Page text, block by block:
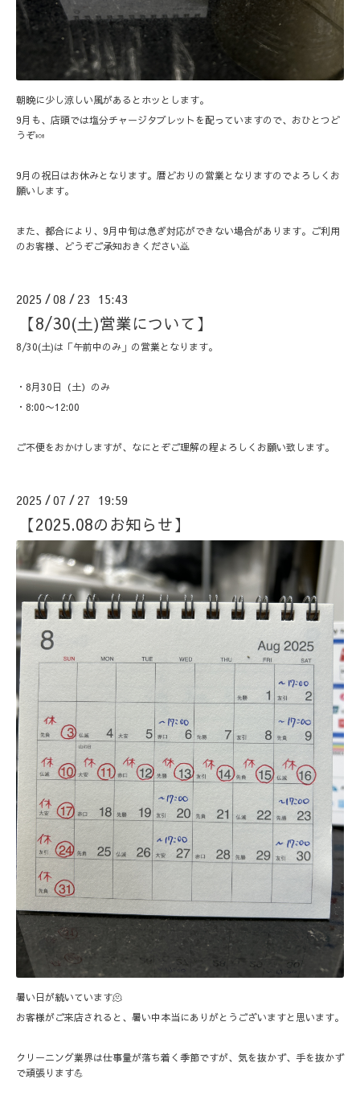
朝晩に少し涼しい風があるとホッとします。
9月も、店頭では塩分チャージタブレットを配っていますので、おひとつど
うぞ🍬
9月の祝日はお休みとなります。暦どおりの営業となりますのでよろしくお
願いします。
また、都合により、9月中旬は急ぎ対応ができない場合があります。ご利用
のお客様、どうぞご承知おきください🙇
2025 /08 / 23 15:43
【8/30(土)営業について】
8/30(土)は「午前中のみ」の営業となります。
・8月30日（土）のみ
・8:00〜12:00
ご不便をおかけしますが、なにとぞご理解の程よろしくお願い致します。
2025 /07 / 27 19:59
【2025.08のお知らせ】
暑い日が続いています🫠
お客様がご来店されると、暑い中本当にありがとうございますと思います。
クリーニング業界は仕事量が落ち着く季節ですが、気を抜かず、手を抜かず
で頑張ります💪